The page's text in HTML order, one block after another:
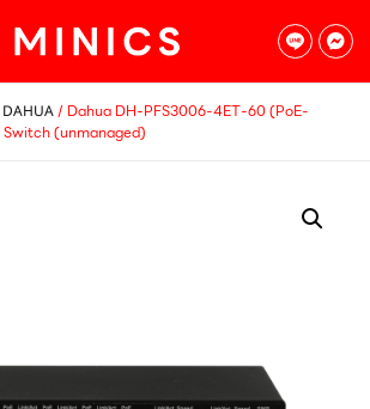
DAHUA/ Dahua DH-PFS3006-4ET-60 (PoE-
(unmanaged)